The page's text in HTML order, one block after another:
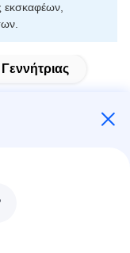
εκσκαφέων,